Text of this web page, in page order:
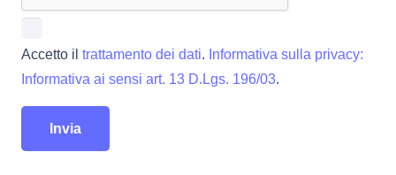
Accetto il trattamento dei dati. Informativa sulla privacy:
Informativa ai sensi art. 13 D.Lgs. 196/03.